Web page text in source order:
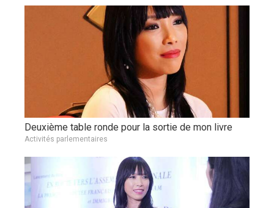
Deuxième table ronde pour la sortie de mon livre
Activités parlementaires